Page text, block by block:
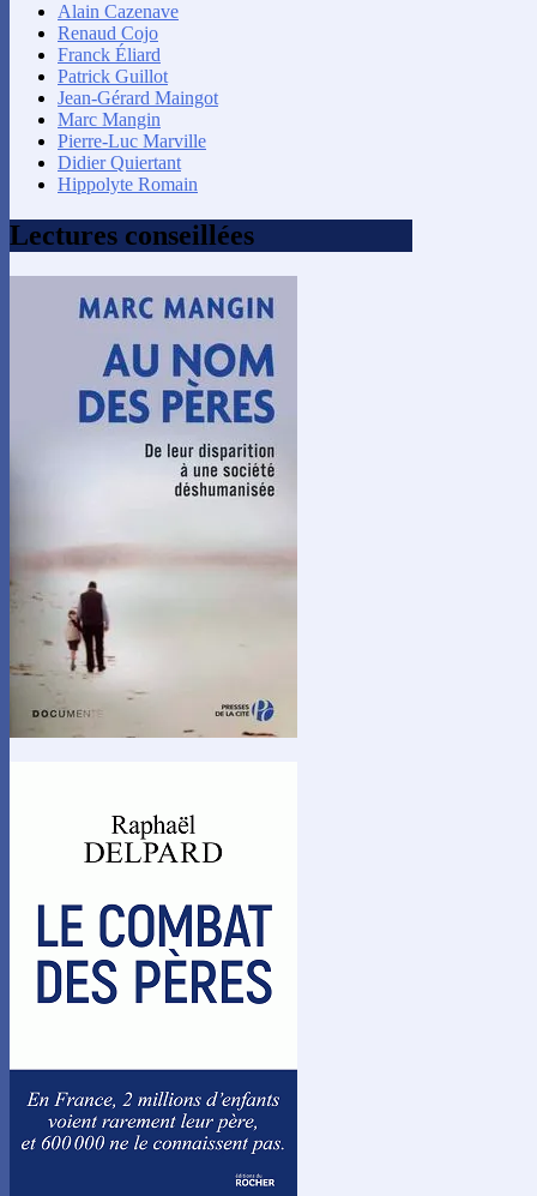
Alain Cazenave
Renaud Cojo
Franck Éliard
Patrick Guillot
Jean-Gérard Maingot
Marc Mangin
Pierre-Luc Marville
Didier Quiertant
Hippolyte Romain
Lectures conseillées